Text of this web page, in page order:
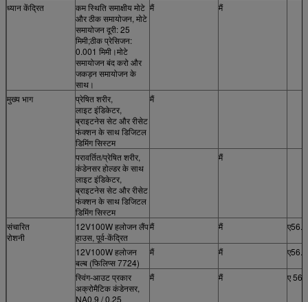
ध्यान केंद्रित
कम स्थिति समाक्षीय मोटे
और ठीक समायोजन, मोटे
समायोजन दूरी: 25
मिमी;ठीक प्रेसिजन:
0.001 मिमी।मोटे
समायोजन बंद करो और
जकड़न समायोजन के
साथ।
मैं मैं
मुख्य भाग
प्रेषित शरीर,
लाइट इंडिकेटर,
ब्राइटनेस सेट और रीसेट
फंक्शन के साथ डिजिटल
डिमिंग सिस्टम
मैं
परावर्तित/प्रेषित शरीर,
कंडेनसर होल्डर के साथ
लाइट इंडिकेटर,
ब्राइटनेस सेट और रीसेट
फंक्शन के साथ डिजिटल
डिमिंग सिस्टम
मैं
संचारित
रोशनी
12V100W हलोजन लैंप
हाउस, पूर्व-केंद्रित
मैं मैं
12V100W हलोजन
बल्ब (फिलिप्स 7724)
मैं मैं
स्विंग-आउट प्रकार
अक्रोमैटिक कंडेनसर,
NA0.9 / 0.25
मैं मैं ए